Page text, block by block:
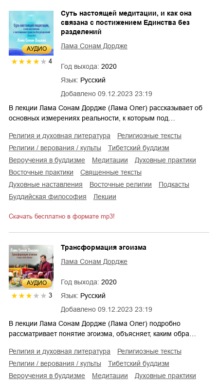
AУДИО
4
Добавлено 09.12.2023 23:19
Суть настоящей медитации, и как она
связана с постижением Единства без
разделений
Лама Сонам Дордже
Год выхода: 2020
Язык: Русский
В лекции Лама Сонам Дордже (Лама Олег) рассказывает об
основных измерениях реальности, к которым под…
религия и духовная литература
религиозные тексты
религии / верования / культы
тибетский буддизм
вероучения в буддизме
медитации
духовные практики
восточные практики
священные тексты
духовные наставления
восточные религии
подкасты
буддийская философия
лекции
Скачать бесплатно в формате mp3!
AУДИО
3
Добавлено 09.12.2023 23:19
Трансформация эгоизма
Лама Сонам Дордже
Год выхода: 2020
Язык: Русский
В лекции Лама Сонам Дордже (Лама Олег) подробно
рассматривает понятие эгоизма, объясняет, каким обра…
религия и духовная литература
религиозные тексты
религии / верования / культы
тибетский буддизм
вероучения в буддизме
медитации
духовные практики